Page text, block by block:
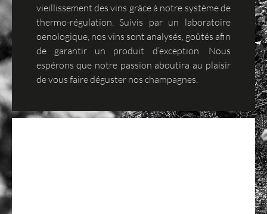
vieillissement des vins grâce à notre système de
thermo-régulation. Suivis par un laboratoire
oenologique, nos vins sont analysés, goûtés afin
de garantir un produit d’exception. Nous
espérons que notre passion aboutira au plaisir
de vous faire déguster nos champagnes.